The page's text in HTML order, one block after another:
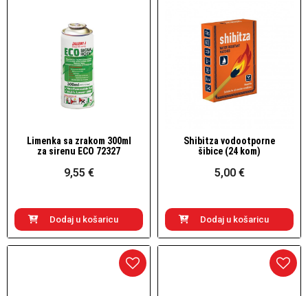
Brzi pogled
Limenka sa zrakom 300ml
za sirenu ECO 72327
9,55 €
Dodaj u košaricu
Brzi pogled
Shibitza vodootporne
šibice (24 kom)
5,00 €
Dodaj u košaricu